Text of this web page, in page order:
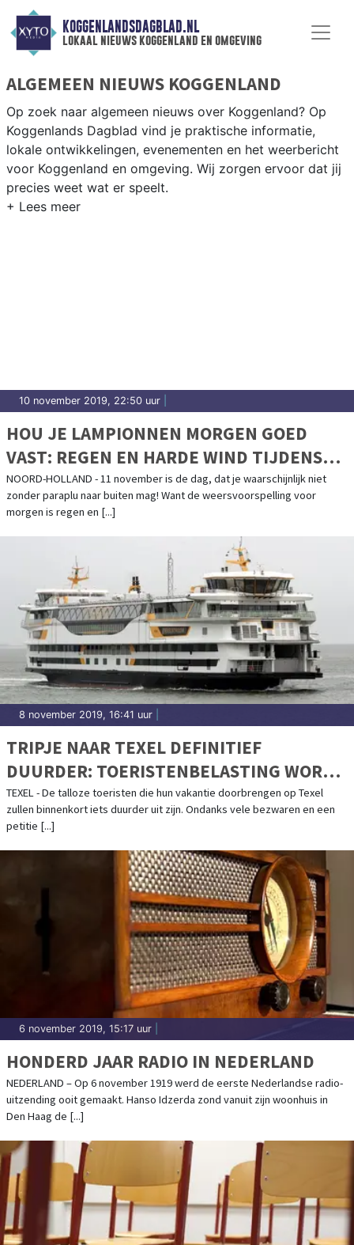
KOGGENLANDSDAGBLAD.NL
lokaal nieuws koggenland en omgeving
ALGEMEEN NIEUWS KOGGENLAND
Op zoek naar algemeen nieuws over Koggenland? Op
Koggenlands Dagblad vind je praktische informatie,
lokale ontwikkelingen, evenementen en het weerbericht
voor Koggenland en omgeving. Wij zorgen ervoor dat jij
precies weet wat er speelt.
10 november 2019, 22:50 uur
HOU JE LAMPIONNEN MORGEN GOED
VAST: REGEN EN HARDE WIND TIJDENS
SINT MAARTEN
NOORD-HOLLAND - 11 november is de dag, dat je waarschijnlijk niet
zonder paraplu naar buiten mag! Want de weersvoorspelling voor
morgen is regen en [...]
8 november 2019, 16:41 uur
TRIPJE NAAR TEXEL DEFINITIEF
DUURDER: TOERISTENBELASTING WORDT
VERHOOGD
TEXEL - De talloze toeristen die hun vakantie doorbrengen op Texel
zullen binnenkort iets duurder uit zijn. Ondanks vele bezwaren en een
petitie [...]
6 november 2019, 15:17 uur
HONDERD JAAR RADIO IN NEDERLAND
NEDERLAND – Op 6 november 1919 werd de eerste Nederlandse radio-
uitzending ooit gemaakt. Hanso Idzerda zond vanuit zijn woonhuis in
Den Haag de [...]